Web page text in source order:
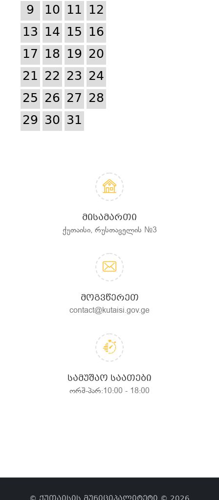
9
10 11 12
13 14 15 16
17 18 19 20
21 22 23 24
25 26 27 28
29 30 31
ᲛᲘᲡᲐᲛᲐᲠᲗᲘ
ქუთაისი, რუსთაველის №3
ᲛᲝᲒᲕᲬᲔᲠᲔᲗ
contact@kutaisi.gov.ge
ᲡᲐᲛᲣᲨᲐᲝ ᲡᲐᲐᲗᲔᲑᲘ
ორშ-პარ:10:00 - 18:00